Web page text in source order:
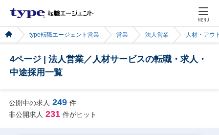
MENU
type転職エージェント営業 営業 法人営業 人材・アウ
4ページ | 法人営業／人材サービスの転職・求人・
中途採用一覧
公開中の求人 249 件
非公開求人 231 件がヒット